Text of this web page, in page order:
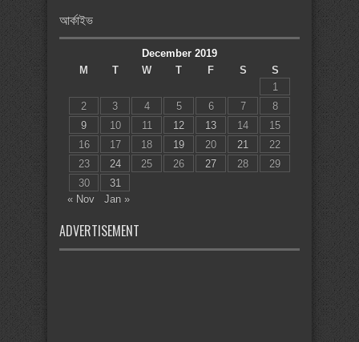
আর্কাইভ
December 2019
M
T W T F S
S
1
2
3 4 5 6 7
8
9
10 11 12 13 14
15
16
17 18 19 20 21
22
23
24 25 26 27 28
29
30
31
« Nov
Jan »
ADVERTISEMENT